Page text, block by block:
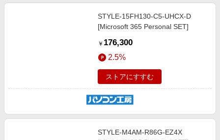
STYLE-15FH130-C5-UHCX-D
[Microsoft 365 Personal SET]
￥ 176,300
2.5%
ストアにすすむ
STYLE-M4AM-R86G-EZ4X